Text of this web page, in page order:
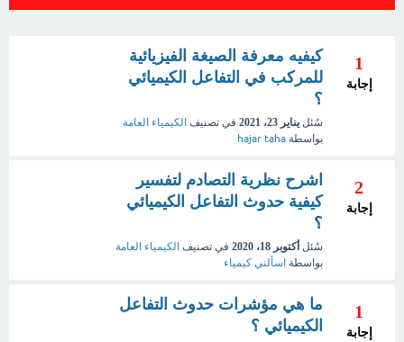
1
إجابة
كيفيه معرفة الصيغة الفيزيائية
للمركب في التفاعل الكيميائي
؟
سُئل يناير 23، 2021 في تصنيف الكيمياء العامة
بواسطة hajar taha
2
إجابة
اشرح نظرية التصادم لتفسير
كيفية حدوث التفاعل الكيميائي
؟
سُئل أكتوبر 18، 2020 في تصنيف الكيمياء العامة
بواسطة اسألني كيمياء
1
إجابة
ما هي مؤشرات حدوث التفاعل
الكيميائي ؟